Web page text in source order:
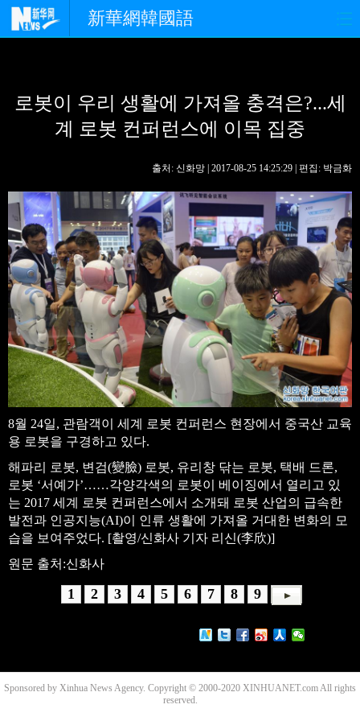
新華網韓國語
경제 사회 포토
중한교류 핫 TV 문화
생생 중국어
로봇이 우리 생활에 가져올 충격은?...세
계 로봇 컨퍼런스에 이목 집중
출처: 신화망 | 2017-08-25 14:25:29 | 편집: 박금화
8월 24일, 관람객이 세계 로봇 컨퍼런스 현장에서 중국산 교육
용 로봇을 구경하고 있다.
해파리 로봇, 변검(變臉) 로봇, 유리창 닦는 로봇, 택배 드론,
로봇 ‘서예가’……각양각색의 로봇이 베이징에서 열리고 있
는 2017 세계 로봇 컨퍼런스에서 소개돼 로봇 산업의 급속한
발전과 인공지능(AI)이 인류 생활에 가져올 거대한 변화의 모
습을 보여주었다. [촬영/신화사 기자 리신(李欣)]
원문 출처:신화사
1 2 3 4 5 6 7 8 9